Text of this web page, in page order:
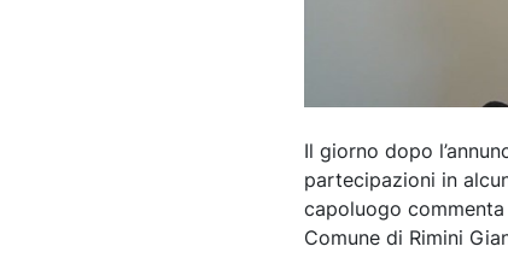
Il giorno dopo
partecipazioni in
capoluogo commenta
Comune di Rimini